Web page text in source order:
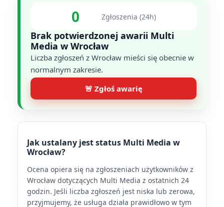
0 Zgłoszenia (24h)
Brak potwierdzonej awarii Multi
Media w Wrocław
Liczba zgłoszeń z Wrocław mieści się obecnie w
normalnym zakresie.
🚨 Zgłoś awarię
Jak ustalany jest status Multi Media w
Wrocław?
Ocena opiera się na zgłoszeniach użytkowników z
Wrocław dotyczących Multi Media z ostatnich 24
godzin. Jeśli liczba zgłoszeń jest niska lub zerowa,
przyjmujemy, że usługa działa prawidłowo w tym